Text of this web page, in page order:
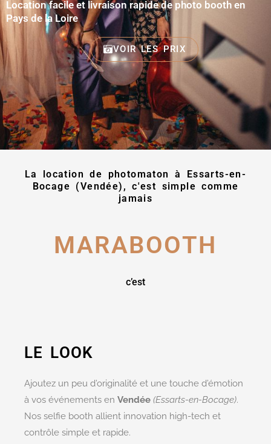
Location facile et livraison rapide de photo booth en
Pays de la Loire
VOIR LES PRIX
La location de photomaton à Essarts-en-
Bocage (Vendée), c'est simple comme
jamais
MARABOOTH
c’est
LE LOOK
Ajoutez un peu d’originalité et une touche d’émotion
à vos événements en Vendée (Essarts-en-Bocage).
Nos selfie booth allient innovation high-tech et
contrôle simple et rapide.